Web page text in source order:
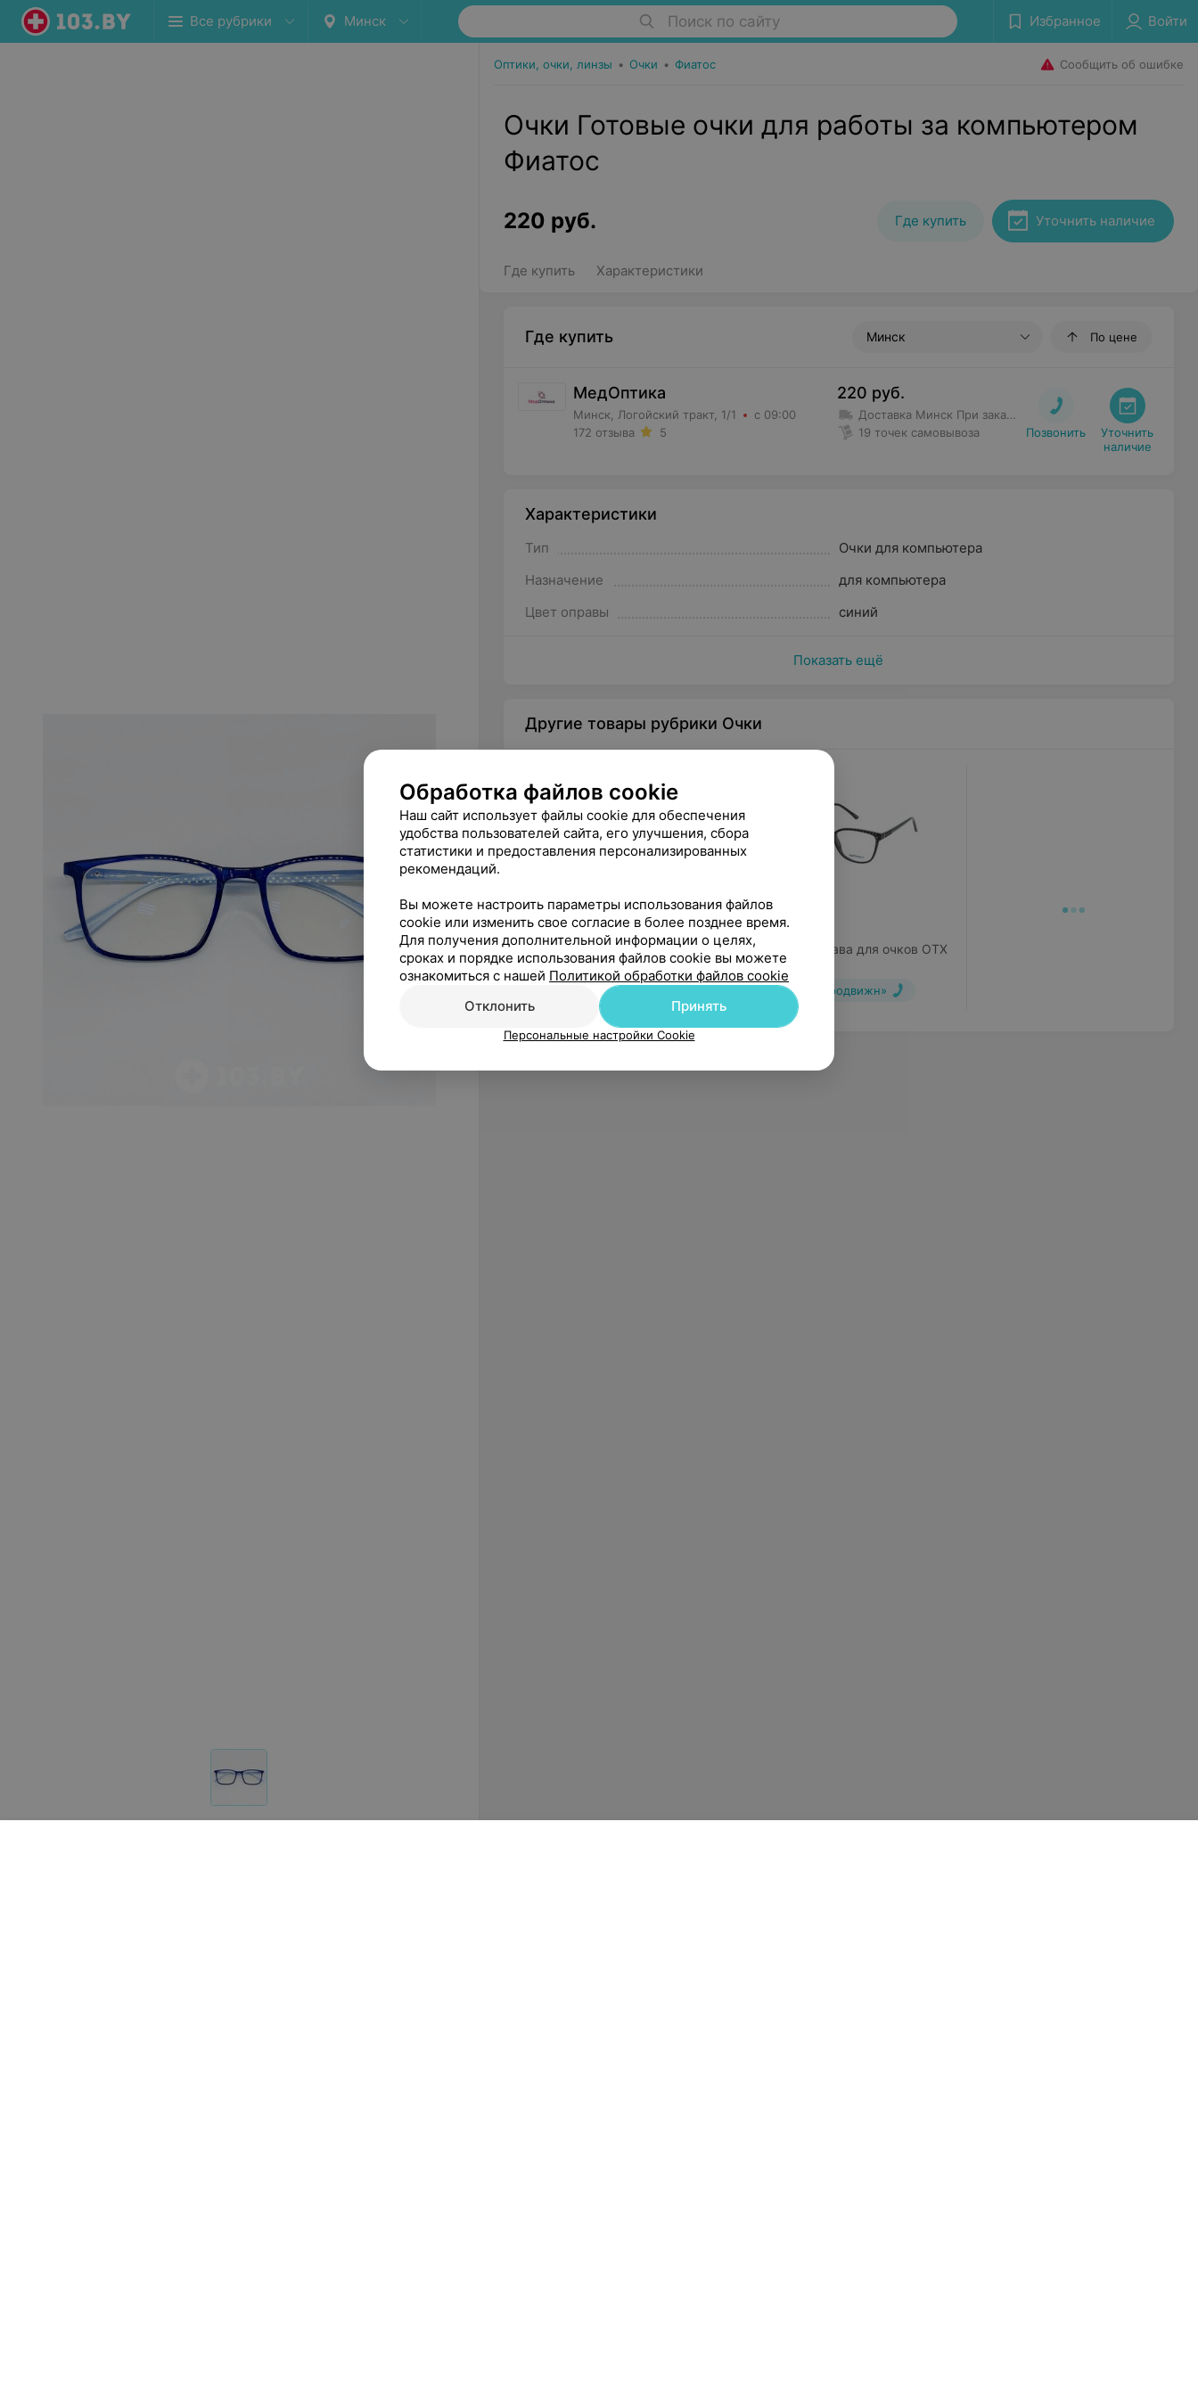
Все рубрики Минск Поиск по сайту Избранное Войти
Оптики, очки, линзы • Очки • Фиатос Сообщить об ошибке
Очки Готовые очки для работы за компьютером
Фиатос
220 руб. Где купить Уточнить наличие
Где купить Характеристики
Где купить Минск По цене
МедОптика
Минск, Логойский тракт, 1/1
с 09:00
172 отзыва
5
220 руб.
Доставка Минск При заказе от 40 руб. до 100 руб. доставка 5,50 руб.
19 точек самовывоза
Позвонить
Уточнить
наличие
Характеристики
Тип
Очки для компьютера
Назначение
для компьютера
Цвет оправы
синий
Показать ещё
Другие товары рубрики Очки
Цена по запросу
Camelry оправа
«УП Гродвижн»
от 59
Optimax Оправа для очков OTX
20111
«УП Гродвижн»
Обработка файлов cookie
Наш сайт использует файлы cookie для обеспечения
удобства пользователей сайта, его улучшения, сбора
статистики и предоставления персонализированных
рекомендаций.
Вы можете настроить параметры использования файлов
cookie или изменить свое согласие в более позднее время.
Для получения дополнительной информации о целях,
сроках и порядке использования файлов cookie вы можете
ознакомиться с нашей Политикой обработки файлов cookie
Отклонить
Принять
Персональные настройки Cookie